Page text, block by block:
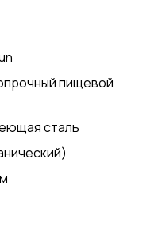
пищевой
сталь